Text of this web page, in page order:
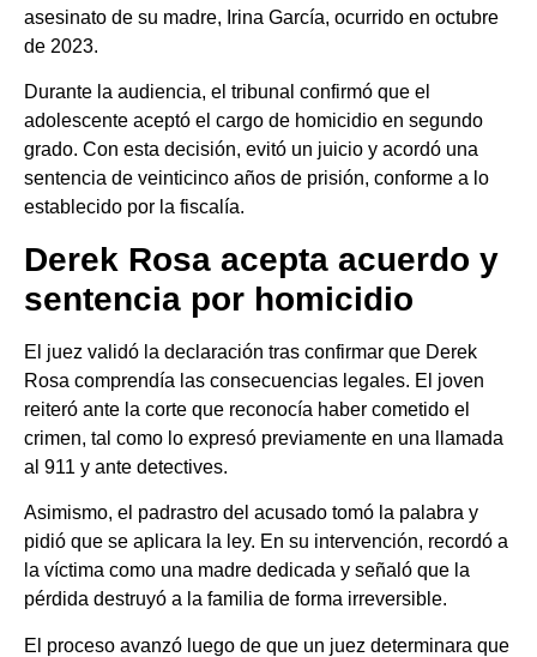
asesinato de su madre, Irina García, ocurrido en octubre
de 2023.
Durante la audiencia, el tribunal confirmó que el
adolescente aceptó el cargo de homicidio en segundo
grado. Con esta decisión, evitó un juicio y acordó una
sentencia de veinticinco años de prisión, conforme a lo
establecido por la fiscalía.
Derek Rosa acepta acuerdo y
sentencia por homicidio
El juez validó la declaración tras confirmar que Derek
Rosa comprendía las consecuencias legales. El joven
reiteró ante la corte que reconocía haber cometido el
crimen, tal como lo expresó previamente en una llamada
al 911 y ante detectives.
Asimismo, el padrastro del acusado tomó la palabra y
pidió que se aplicara la ley. En su intervención, recordó a
la víctima como una madre dedicada y señaló que la
pérdida destruyó a la familia de forma irreversible.
El proceso avanzó luego de que un juez determinara que